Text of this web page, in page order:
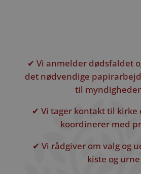
✔ Vi anmelder dødsfaldet
det nødvendige
til
✔ Vi tager kontakt til kirke
koordinerer med
✔ Vi rådgiver om valg og
kiste og urne